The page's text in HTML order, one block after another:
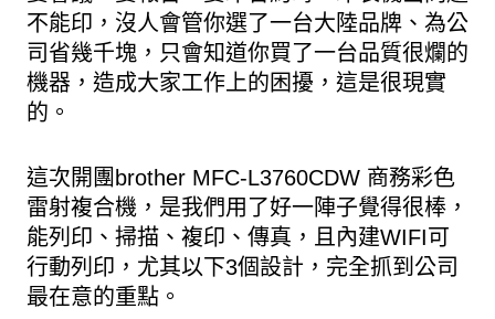
不能印，沒人會管你選了一台大陸品牌、為公
司省幾千塊，只會知道你買了一台品質很爛的
機器，造成大家工作上的困擾，這是很現實
的。
這次開團brother MFC-L3760CDW 商務彩色
雷射複合機，是我們用了好一陣子覺得很棒，
能列印、掃描、複印、傳真，且內建WIFI可
行動列印，尤其以下3個設計，完全抓到公司
最在意的重點。